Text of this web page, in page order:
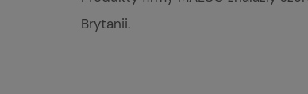
Brytanii.